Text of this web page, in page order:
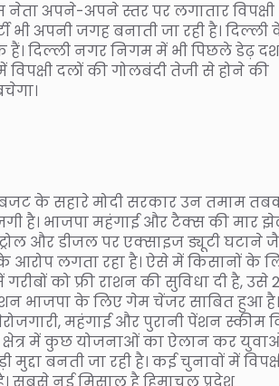
अपने-अपने स्तर पर लगातार विपक्षी
अपनी जगह बनाती जा रही है। दिल्ली
दिल्ली नगर निगम में भी पिछले डेढ़
दलों की गोलबंदी तेजी से होने की
के सहारे मोदी सरकार उन तमाम
है। भाजपा महंगाई और टैक्स की मार
और डीजल पर एक्साइज ड्यूटी घटाने
के आरोप लगता रहा है। ऐसे में किसानों के
को फ्री राशन की सुविधा दी है, उसे
भाजपा के लिए गेम चेंजर साबित हुआ है।
महंगाई और पुरानी पेंशन स्कीम
क्षेत्र में कुछ योजनाओं का ऐलान कर
बनती जा रही है। कई चुनावों में